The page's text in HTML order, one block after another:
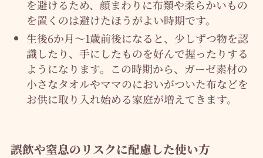
を避けるため、顔まわりに布類や柔らかいもの
を置くのは避けたほうがよい時期です。
生後6か月〜1歳前後になると、少しずつ物を認
識したり、手にしたものを好んで握ったりする
ようになります。この時期から、ガーゼ素材の
小さなタオルやママのにおいがついた布などを
お供に取り入れ始める家庭が増えてきます。
誤飲や窒息のリスクに配慮した使い方